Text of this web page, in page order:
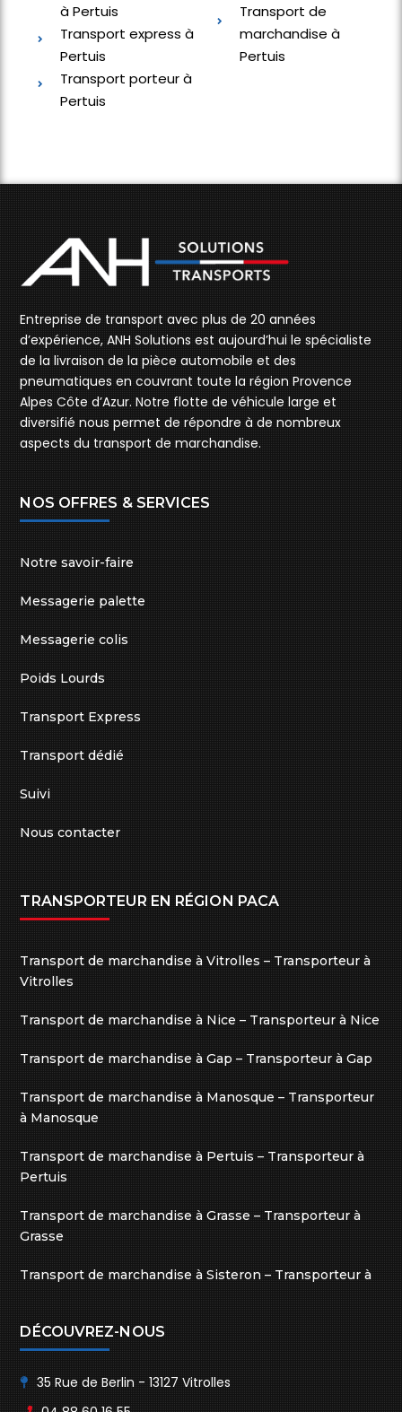
à Pertuis
Transport express à
Pertuis
Transport porteur à
Pertuis
Transport de
marchandise à
Pertuis
Entreprise de transport avec plus de 20 années
d’expérience, ANH Solutions est aujourd’hui le spécialiste
de la livraison de la pièce automobile et des
pneumatiques en couvrant toute la région Provence
Alpes Côte d’Azur. Notre flotte de véhicule large et
diversifié nous permet de répondre à de nombreux
aspects du transport de marchandise.
NOS OFFRES & SERVICES
Notre savoir-faire
Messagerie palette
Messagerie colis
Poids Lourds
Transport Express
Transport dédié
Suivi
Nous contacter
TRANSPORTEUR EN RÉGION PACA
Transport de marchandise à Vitrolles – Transporteur à
Vitrolles
Transport de marchandise à Nice – Transporteur à Nice
Transport de marchandise à Gap – Transporteur à Gap
Transport de marchandise à Manosque – Transporteur
à Manosque
Transport de marchandise à Pertuis – Transporteur à
Pertuis
Transport de marchandise à Grasse – Transporteur à
Grasse
Transport de marchandise à Sisteron – Transporteur à
Sisteron
DÉCOUVREZ-NOUS
35 Rue de Berlin - 13127 Vitrolles